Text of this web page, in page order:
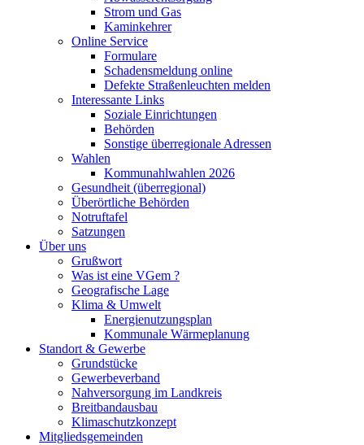
Strom und Gas
Kaminkehrer
Online Service
Formulare
Schadensmeldung online
Defekte Straßenleuchten melden
Interessante Links
Soziale Einrichtungen
Behörden
Sonstige überregionale Adressen
Wahlen
Kommunahlwahlen 2026
Gesundheit (überregional)
Überörtliche Behörden
Notruftafel
Satzungen
Über uns
Grußwort
Was ist eine VGem ?
Geografische Lage
Klima & Umwelt
Energienutzungsplan
Kommunale Wärmeplanung
Standort & Gewerbe
Grundstücke
Gewerbeverband
Nahversorgung im Landkreis
Breitbandausbau
Klimaschutzkonzept
Mitgliedsgemeinden